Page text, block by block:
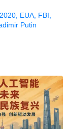
EUA FBI
Putin